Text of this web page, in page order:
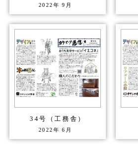
2022年 9月
34号（工務舎）
2022年 6月